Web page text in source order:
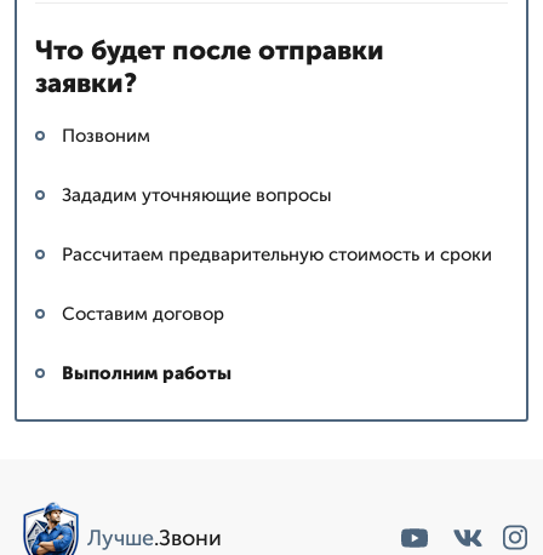
Что будет после отправки
заявки?
Позвоним
Зададим уточняющие вопросы
Рассчитаем предварительную стоимость и сроки
Составим договор
Выполним работы
Лучше.Звони